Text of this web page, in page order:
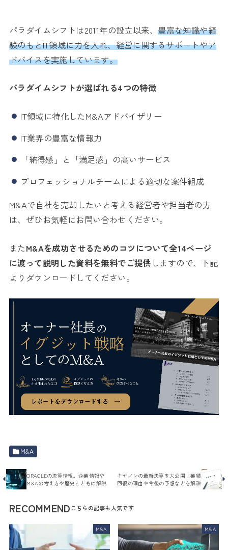
パラダイムシフトは2011年の設立以来、豊富な知識や経
験のもとIT領域に力を入れ、経営に関するサポートやア
ドバイスを実施しています。
パラダイムシフトが選ばれる4つの特徴
IT領域に特化したM&Aアドバイザリー
IT業界の豊富な情報力
「納得感」と「満足感」の高いサービス
プロフェッショナルチームによる適切な案件組成
M&Aで自社を売却したいと考える経営者や担当者の方
は、ぜひお気軽にお問い合わせください。
またM&Aを成功させるためのコツについて全14ページ
に渡って説明した資料を無料でご提供 しますので、下記
よりダウンロードしてください。
M&A
ORACLEの決算情報。企業情報や
M&Aの考え方や歴史とともに解説
キヤノンの最新決算を大公開！業績
回復の理由や今後の予想などを解説
RECOMMEND
M&A M&A